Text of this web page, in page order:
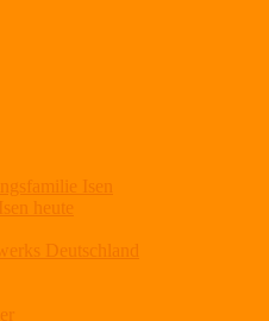
Isen
heute
Deutschland